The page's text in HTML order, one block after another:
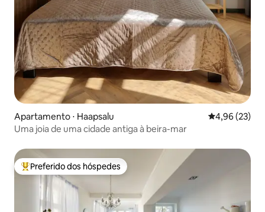
Apartamento ⋅ Haapsalu 4,96 de uma
4,96 (23)
Uma joia de uma cidade antiga à beira-mar
Entre os melhores preferidos dos hóspedes
Preferido dos hóspedes